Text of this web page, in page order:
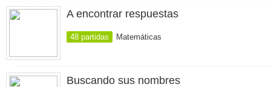
A encontrar respuestas
48 partidas Matemáticas
Buscando sus nombres